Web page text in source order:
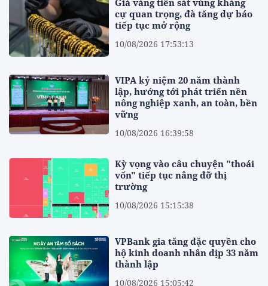
cự quan trọng, đà tăng dự báo
tiếp tục mở rộng
10/08/2026 17:53:13
VIPA kỷ niệm 20 năm thành
lập, hướng tới phát triển nền
nông nghiệp xanh, an toàn, bền
vững
10/08/2026 16:39:58
Kỳ vọng vào câu chuyện "thoái
vốn" tiếp tục nâng đỡ thị
trường
10/08/2026 15:15:38
VPBank gia tăng đặc quyền cho
hộ kinh doanh nhân dịp 33 năm
thành lập
10/08/2026 15:05:42